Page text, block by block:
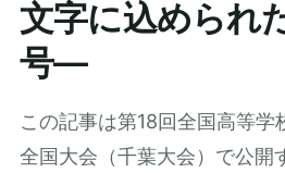
文字に込められ
号—
この記事は第18回全国高等学
全国大会（千葉大会）で公開